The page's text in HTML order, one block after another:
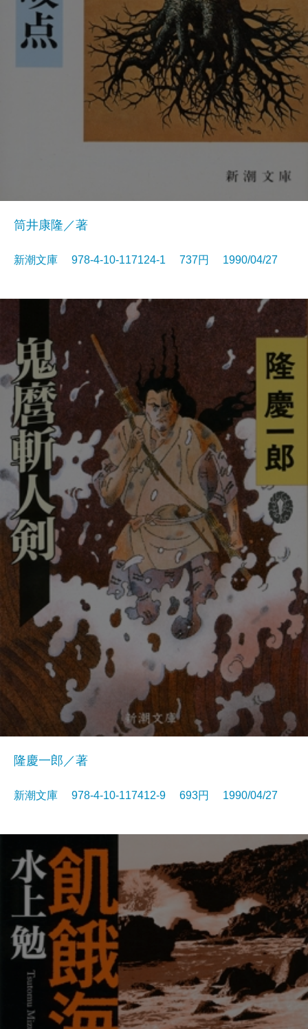
筒井康隆／著
新潮文庫 978-4-10-117124-1 737円 1990/04/27
隆慶一郎／著
新潮文庫 978-4-10-117412-9 693円 1990/04/27